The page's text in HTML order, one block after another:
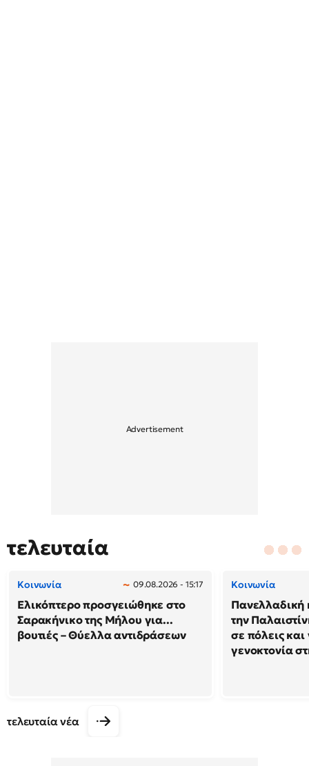
τελευταία
Κοινωνία 09.08.2026 - 15:17
Ελικόπτερο προσγειώθηκε στο
Σαρακήνικο της Μήλου για...
βουτιές – Θύελλα αντιδράσεων
Κοινωνία
Πανελλαδική
την
σε πόλεις και
γενοκτονία
τελευταία νέα